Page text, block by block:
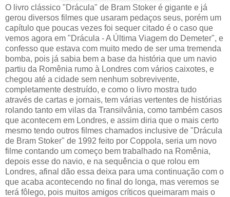
O livro clássico "Drácula" de Bram Stoker é gigante e já
gerou diversos filmes que usaram pedaços seus, porém um
capítulo que poucas vezes foi sequer citado é o caso que
vemos agora em "Drácula - A Última Viagem do Demeter", e
confesso que estava com muito medo de ser uma tremenda
bomba, pois já sabia bem a base da história que um navio
partiu da Romênia rumo à Londres com vários caixotes, e
chegou até a cidade sem nenhum sobrevivente,
completamente destruído, e como o livro mostra tudo
através de cartas e jornais, tem várias vertentes de histórias
rolando tanto em vilas da Transilvânia, como também casos
que acontecem em Londres, e assim diria que o mais certo
mesmo tendo outros filmes chamados inclusive de "Drácula
de Bram Stoker" de 1992 feito por Coppola, seria um novo
filme contando um começo bem trabalhado na Romênia,
depois esse do navio, e na sequência o que rolou em
Londres, afinal dão essa deixa para uma continuação com o
que acaba acontecendo no final do longa, mas veremos se
terá fôlego, pois muitos amigos críticos queimaram mais o